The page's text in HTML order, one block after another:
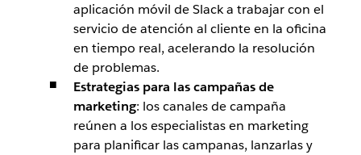
aplicación móvil de Slack a trabajar con el
servicio de atención al cliente en la oficina
en tiempo real, acelerando la resolución
de problemas.
Estrategias para las campañas de
marketing: los canales de campaña
reúnen a los especialistas en marketing
para planificar las campanas, lanzarlas y